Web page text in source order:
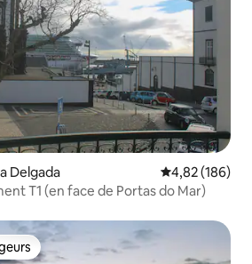
Delgada Évaluation
4,82 (186)
T1 (en face de Portas do Mar)